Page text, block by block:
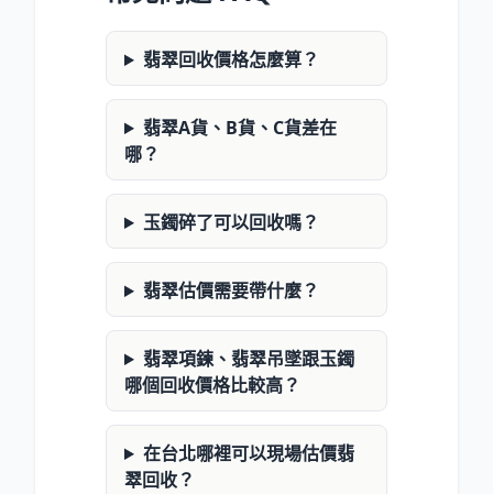
翡翠回收價格怎麼算？
翡翠A貨、B貨、C貨差在
哪？
玉鐲碎了可以回收嗎？
翡翠估價需要帶什麼？
翡翠項鍊、翡翠吊墜跟玉鐲
哪個回收價格比較高？
在台北哪裡可以現場估價翡
翠回收？